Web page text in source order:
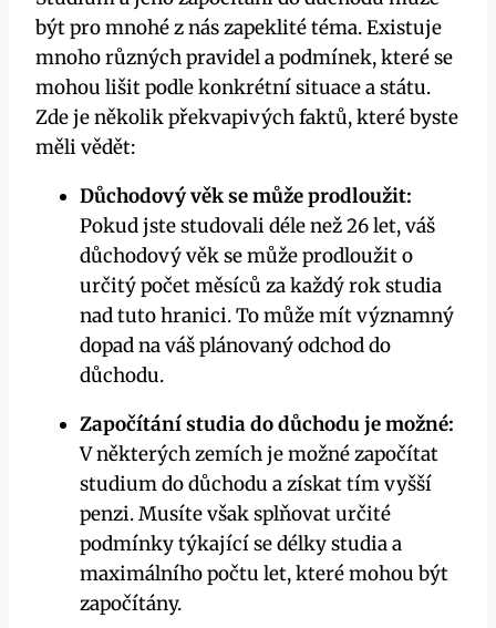
být pro mnohé z nás zapeklité téma. Existuje
mnoho různých pravidel a podmínek, které se
mohou lišit podle konkrétní situace a státu.
Zde je několik překvapivých faktů, které byste
měli vědět:
Důchodový věk se může prodloužit:
Pokud jste studovali déle než 26 let, váš
důchodový věk se může prodloužit o
určitý počet měsíců za každý rok studia
nad tuto hranici. To může mít významný
dopad na váš plánovaný odchod do
důchodu.
Započítání studia do důchodu je možné:
V některých zemích je možné započítat
studium do důchodu a získat tím vyšší
penzi. Musíte však splňovat určité
podmínky týkající se délky studia a
maximálního počtu let, které mohou být
započítány.